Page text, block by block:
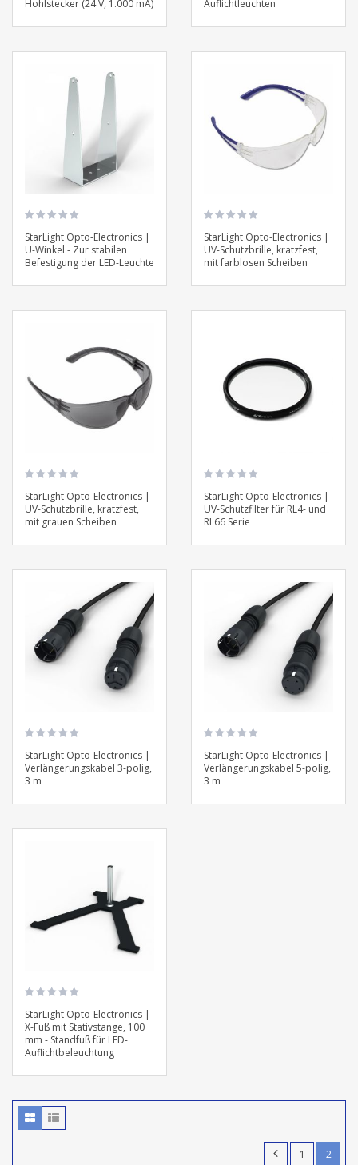
Hohlstecker (24 V, 1.000 mA) Auflichtleuchten
StarLight Opto-Electronics |
U-Winkel - Zur stabilen
Befestigung der LED-Leuchte
StarLight Opto-Electronics |
UV-Schutzbrille, kratzfest,
mit farblosen Scheiben
StarLight Opto-Electronics |
UV-Schutzbrille, kratzfest,
mit grauen Scheiben
StarLight Opto-Electronics |
UV-Schutzfilter für RL4- und
RL66 Serie
StarLight Opto-Electronics |
Verlängerungskabel 3-polig,
3 m
StarLight Opto-Electronics |
Verlängerungskabel 5-polig,
3 m
StarLight Opto-Electronics |
X-Fuß mit Stativstange, 100
mm - Standfuß für LED-
Auflichtbeleuchtung
1 2